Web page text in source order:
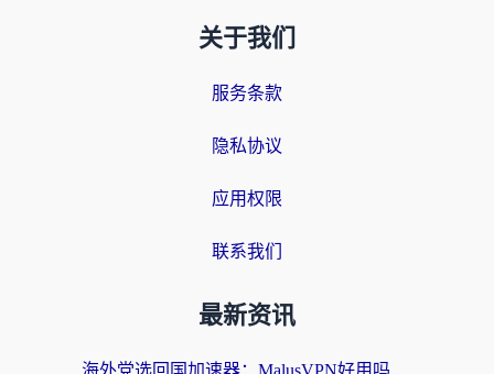
关于我们
服务条款
隐私协议
应用权限
联系我们
最新资讯
海外党选回国加速器：MalusVPN好用吗？和快帆VPN哪个好？附真实对比与避坑指南